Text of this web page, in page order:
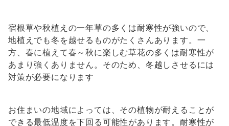
宿根草や秋植えの一年草の多くは耐寒性が強いので、
地植えでも冬を越せるものがたくさんあります。一
方、春に植えて春～秋に楽しむ草花の多くは耐寒性が
あまり強くありません。そのため、冬越しさせるには
対策が必要になります
お住まいの地域によっては、その植物が耐えることが
できる最低温度を下回る可能性があります。耐寒性が